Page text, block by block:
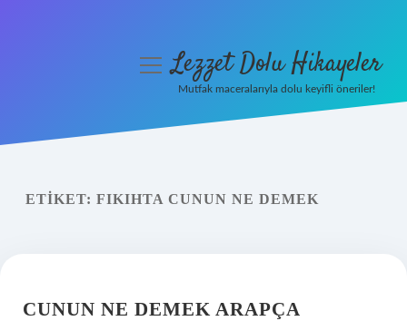
Yasal Uyarı
menüyüLezzet Dolu Hikayeler
Mutfak maceralarıyla dolu keyifli öneriler!
ETIKET: FIKIHTA CUNUN NE DEMEK
CUNUN NE DEMEK ARAPÇA